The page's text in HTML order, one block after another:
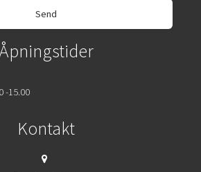
-15.00
Kontakt